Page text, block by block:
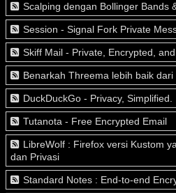
Scalping dengan Bollinger Bands
Session - Signal Fork Private
Skiff Mail - Private, Encrypted,
Benarkah Threema lebih baik dari
DuckDuckGo - Privacy, Simplified.
Tutanota - Free Encrypted Email
LibreWolf : Firefox versi Kustom
dan Privasi
Standard Notes : End-to-end